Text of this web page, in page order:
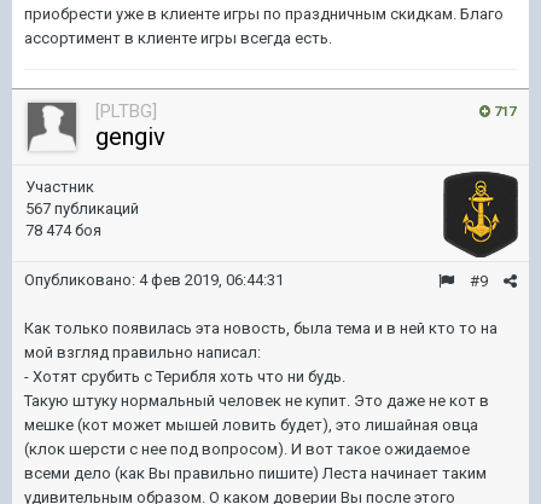
приобрести уже в клиенте игры по праздничным скидкам. Благо
ассортимент в клиенте игры всегда есть.
717
[PLTBG]
gengiv
Участник
567 публикаций
78 474 боя
#9
Опубликовано: 4 фев 2019, 06:44:31
Как только появилась эта новость, была тема и в ней кто то на
мой взгляд правильно написал:
- Хотят срубить с Терибля хоть что ни будь.
Такую штуку нормальный человек не купит. Это даже не кот в
мешке (кот может мышей ловить будет), это лишайная овца
(клок шерсти с нее под вопросом). И вот такое ожидаемое
всеми дело (как Вы правильно пишите) Леста начинает таким
удивительным образом. О каком доверии Вы после этого